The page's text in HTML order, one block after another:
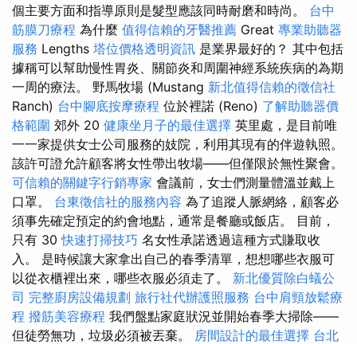
個主要方面和指導原則是髮型應該同時耐磨和時尚。 台中
筋膜刀療程 為什麼 值得信賴的牙醫推薦 Great 專業助聽器
服務 Lengths 塔位價格透明資訊 是業界最好的？ 其中包括
據稱可以幫助慢性胃炎、關節炎和周圍神經系統疾病的為期
一周的療法。 野馬牧場 (Mustang 新北值得信賴的徵信社
Ranch) 台中腳底按摩療程 位於裡諾 (Reno) 了解助聽器價
格範圍 郊外 20 健康坐月子的最佳選擇 英里處，是目前唯
一一家提供女士公司服務的妓院，利用其現有的伴遊執照。
該許可證允許顧客將女性帶出牧場——但僅限於無性聚會。
可信賴的關鍵字行銷專家 會議前，女士們測量體溫並戴上
口罩。 台東徵信社的服務內容 為了追蹤人脈網絡，顧客必
須事先確定預定的約會地點，通常是餐廳或飯店。 目前，
只有 30快速打掃技巧 名女性承諾透過這種方式賺取收
入。 是時候讓大家拿出自己的春季清單，想想哪些衣服可
以從衣櫃裡出來，哪些衣服必須走了。 新北優質除白蟻公
司 完整廚房設備規劃 旅行社代辦護照服務 台中肩頸放鬆療
程 撥筋美容療程 我們盤點家庭狀況並開始春季大掃除——
但徒勞無功，垃圾必須被丟棄。 房間設計的最佳選擇 台北